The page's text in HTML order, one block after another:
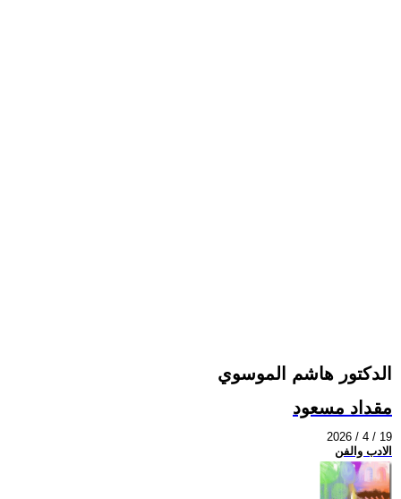
الدكتور هاشم الموسوي
مقداد مسعود
2026 / 4 / 19
الادب والفن